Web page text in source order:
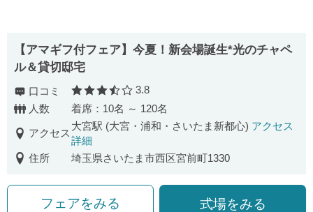
【アマギフ付フェア】今夏！新会場誕生*光のチャペ
ル＆貸切邸宅
口コミ 口コミ評価
3.8
人数
着席：10名 ～ 120名
アクセス
大宮駅 (大宮・浦和・さいたま新都心) アクセス
詳細
住所
埼玉県さいたま市西区宮前町1330
フェアをみる 式場をみる